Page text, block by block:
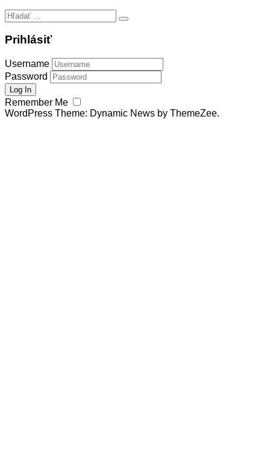
Hľadať:
Prihlásiť
Username
Password
Remember Me
WordPress Theme: Dynamic News by ThemeZee.